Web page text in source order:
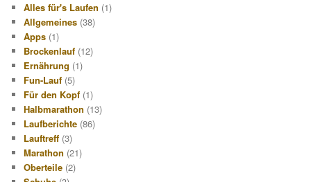
Alles für's Laufen (1)
Allgemeines (38)
Apps (1)
Brockenlauf (12)
Ernährung (1)
Fun-Lauf (5)
Für den Kopf (1)
Halbmarathon (13)
Laufberichte (86)
Lauftreff (3)
Marathon (21)
Oberteile (2)